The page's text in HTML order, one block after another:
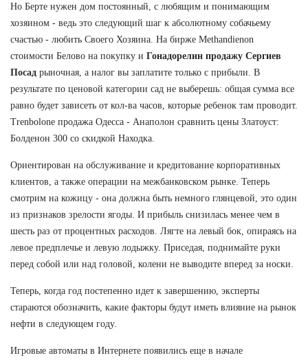
Но Берте нужен дом постоянный, с любящим и понимающим
хозяином - ведь это следующий шаг к абсолютному собачьему
счастью - любить Своего Хозяина. На бирже Methandienon
стоимости Белово на покупку и Гонадорелин продажу Сергиев
Посад рыночная, а налог вы заплатите только с прибыли. В
результате по ценовой категории сад не выберешь: общая сумма все
равно будет зависеть от кол-ва часов, которые ребенок там проводит.
Trenbolone продажа Одесса - Анаполон сравнить цены Златоуст:
Болденон 300 со скидкой Находка.
Ориентирован на обслуживание и кредитование корпоративных
клиентов, а также операции на межбанковском рынке. Теперь
смотрим на кожицу - она должна быть немного глянцевой, это один
из признаков зрелости ягоды. И прибыль снизилась менее чем в
шесть раз от процентных расходов. Лягте на левый бок, опираясь на
левое предплечье и левую лодыжку. Приседая, поднимайте руки
перед собой или над головой, колени не выводите вперед за носки.
Теперь, когда год постепенно идет к завершению, эксперты
стараются обозначить, какие факторы будут иметь влияние на рынок
нефти в следующем году.
Игровые автоматы в Интернете появились еще в начале